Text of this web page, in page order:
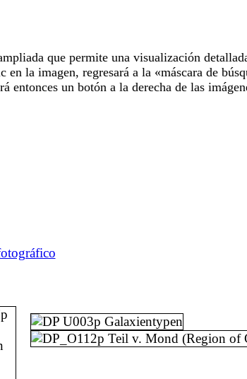
que permite una visualización
la imagen, regresará a la «máscara de
un botón a la derecha de las